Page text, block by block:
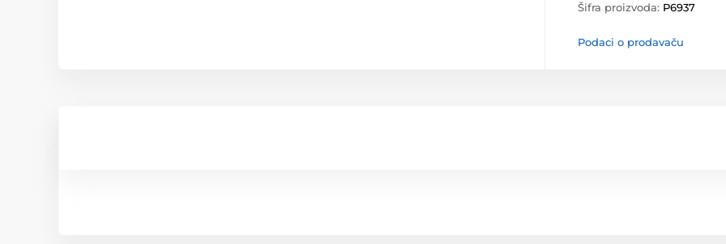
Šifra proizvoda: P6937
Podaci o prodavaču